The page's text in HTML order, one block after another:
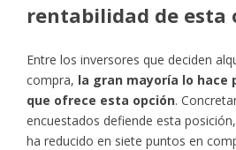
rentabilidad de esta
Entre los inversores que deciden
compra, la gran mayoría lo hace
que ofrece esta opción.
encuestados defiende esta
ha reducido en siete puntos en